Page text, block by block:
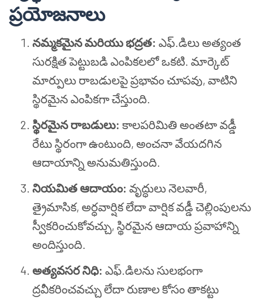
ప్రయోజనాలు
నమ్మకమైన మరియు భద్రత: ఎఫ్.డిలు అత్యంత
సురక్షిత పెట్టుబడి ఎంపికలలో ఒకటి. మార్కెట్
మార్పులు రాబడులపై ప్రభావం చూపవు, వాటిని
స్థిరమైన ఎంపికగా చేస్తుంది.
స్థిరమైన రాబడులు: కాలపరిమితి అంతటా వడ్డీ
రేటు స్థిరంగా ఉంటుంది, అంచనా వేయదగిన
ఆదాయాన్ని అనుమతిస్తుంది.
నియమిత ఆదాయం: వృద్ధులు నెలవారీ,
త్రైమాసిక, అర్ధవార్షిక లేదా వార్షిక వడ్డీ చెల్లింపులను
స్వీకరించుకోవచ్చు, స్థిరమైన ఆదాయ ప్రవాహాన్ని
అందిస్తుంది.
అత్యవసర నిధి: ఎఫ్.డిలను సులభంగా
ద్రవీకరించవచ్చు లేదా రుణాల కోసం తాకట్టు